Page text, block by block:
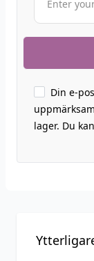
Din e-
lager. Du